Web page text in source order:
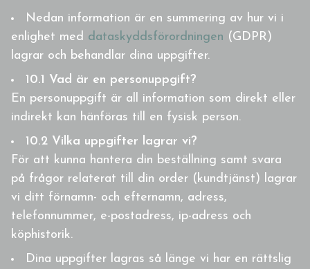
Nedan information är en summering av hur vi i
enlighet med dataskyddsförordningen (GDPR)
lagrar och behandlar dina uppgifter.
10.1 Vad är en personuppgift?
En personuppgift är all information som direkt eller
indirekt kan hänföras till en fysisk person.
10.2 Vilka uppgifter lagrar vi?
För att kunna hantera din beställning samt svara
på frågor relaterat till din order (kundtjänst) lagrar
vi ditt förnamn- och efternamn, adress,
telefonnummer, e-postadress, ip-adress och
köphistorik.
Dina uppgifter lagras så länge vi har en rättslig